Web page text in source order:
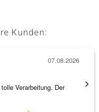
Kunden:
Verarbeitung. Der
07.08.2026
Eine